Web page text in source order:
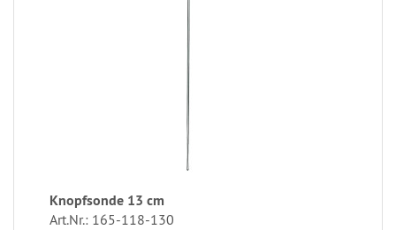
Knopfsonde 13 cm
Art.Nr.: 165-118-130